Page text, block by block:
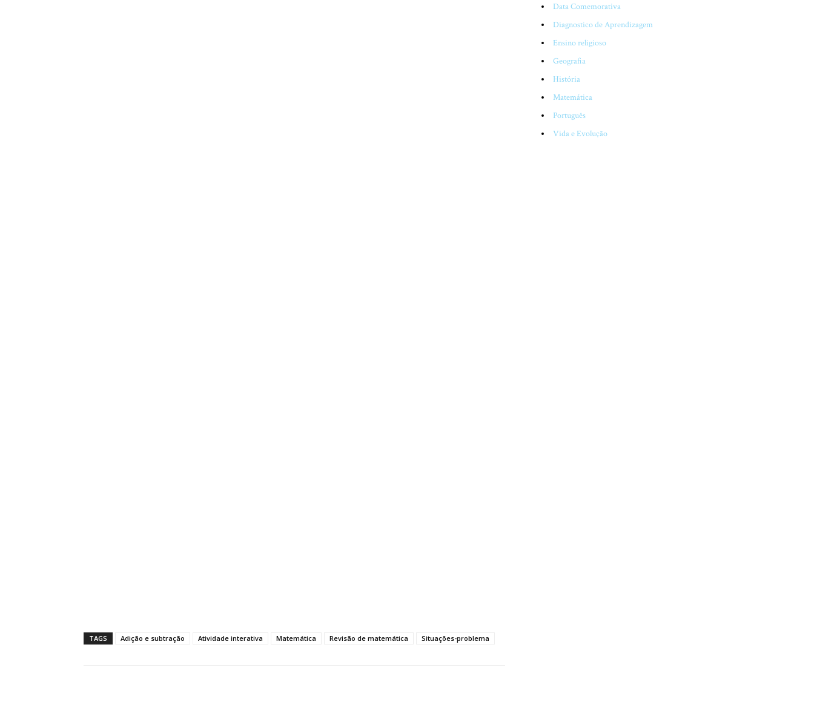
TAGS Adição e subtração Atividade interativa Matemática Revisão de matemática Situações-problema
Data Comemorativa
Diagnostico de Aprendizagem
Ensino religioso
Geografia
História
Matemática
Português
Vida e Evolução